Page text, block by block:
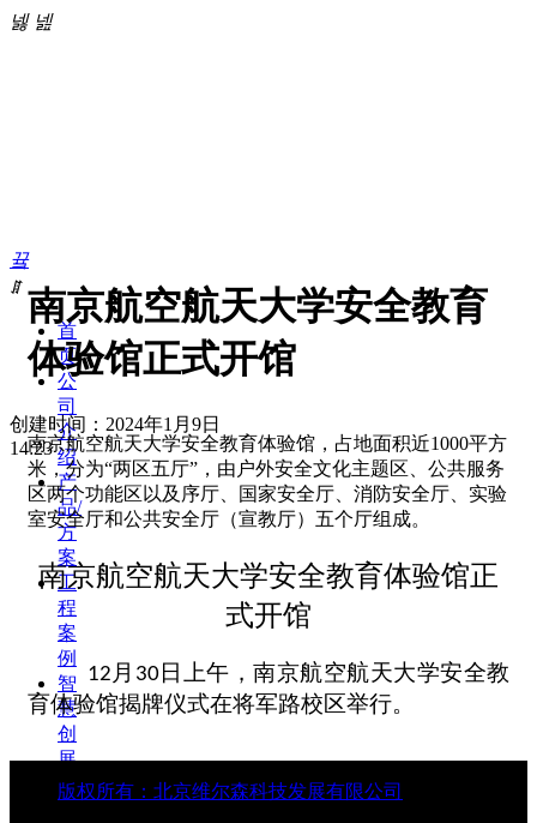
넳 넲
끀
ꁲ
首
页
公
司
介
绍
产
品/
方
案
工
程
案
例
智
慧
创
展
新
南京航空航天大学安全教育
体验馆正式开馆
创建时间： 2024年1月9日
14:23
南京航空航天大学安全教育体验馆，占地面积近1000平方
米，分为“两区五厅”，由户外安全文化主题区、公共服务
区两个功能区以及序厅、国家安全厅、消防安全厅、实验
室安全厅和公共安全厅（宣教厅）五个厅组成。
南京航空航天大学安全教育体验馆正
式开馆
12 月 30日上午，南京航空航天大学安全教
育体验馆揭牌仪式在将军路校区举行。
南京航空航天大学安全教育体验馆
版权所有： 北京维尔森科技发展有限公司